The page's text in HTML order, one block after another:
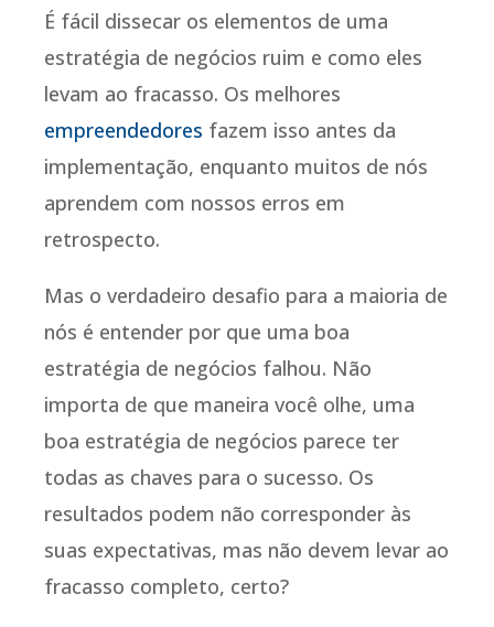
É fácil dissecar os elementos de uma
estratégia de negócios ruim e como eles
levam ao fracasso. Os melhores
empreendedores fazem isso antes da
implementação, enquanto muitos de nós
aprendem com nossos erros em
retrospecto.
Mas o verdadeiro desafio para a maioria de
nós é entender por que uma boa
estratégia de negócios falhou. Não
importa de que maneira você olhe, uma
boa estratégia de negócios parece ter
todas as chaves para o sucesso. Os
resultados podem não corresponder às
suas expectativas, mas não devem levar ao
fracasso completo, certo?